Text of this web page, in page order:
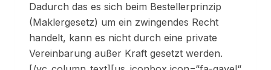
Dadurch das es sich beim Bestellerprinzip
(Maklergesetz) um ein zwingendes Recht
handelt, kann es nicht durch eine private
Vereinbarung außer Kraft gesetzt werden.